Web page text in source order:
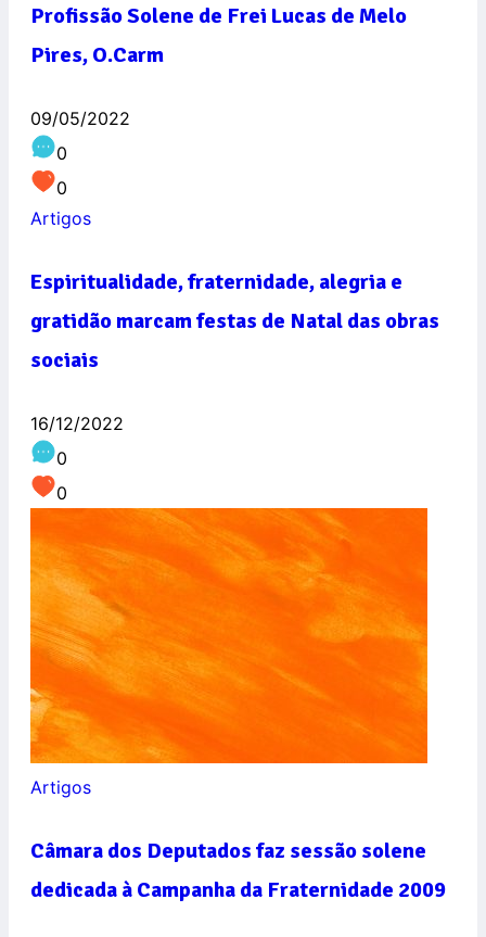
Profissão Solene de Frei Lucas de Melo
Pires, O.Carm
09/05/2022
0
0
Artigos
Espiritualidade, fraternidade, alegria e
gratidão marcam festas de Natal das obras
sociais
16/12/2022
0
0
Artigos
Câmara dos Deputados faz sessão solene
dedicada à Campanha da Fraternidade 2009